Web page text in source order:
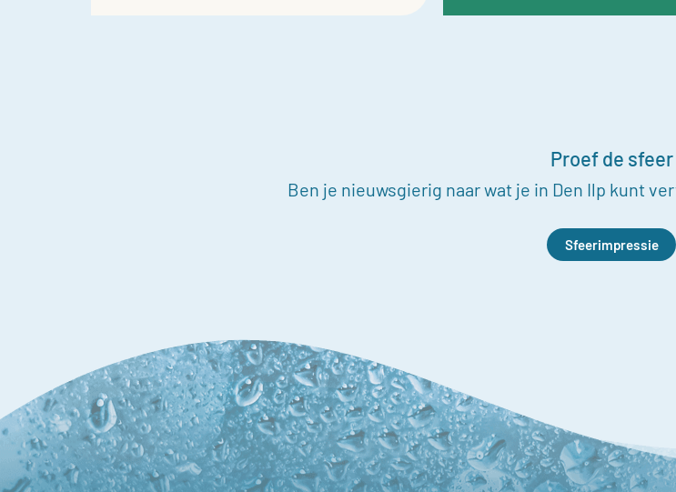
Proef de sfeer
Ben je nieuwsgierig naar wat je in Den Ilp kunt
Sfeerimpressie